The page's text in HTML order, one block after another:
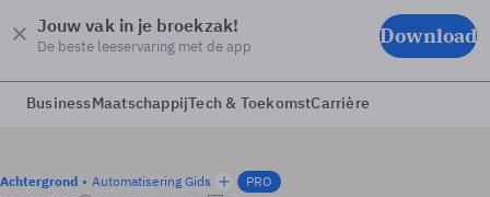
Jouw vak in je broekzak!
De beste leeservaring met de app Download
BusinessMaatschappijTech & ToekomstCarrière
Achtergrond Automatisering Gids
PRO